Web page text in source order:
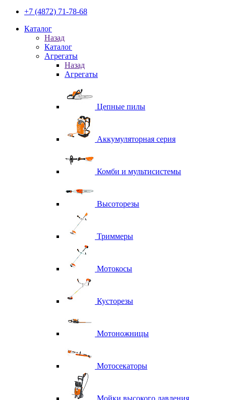
+7 (4872) 71-78-68
Каталог
Назад
Каталог
Агрегаты
Назад
Агрегаты
Цепные пилы
Аккумуляторная серия
Комби и мультисистемы
Высоторезы
Триммеры
Мотокосы
Кусторезы
Мотоножницы
Мотосекаторы
Мойки высокого давления